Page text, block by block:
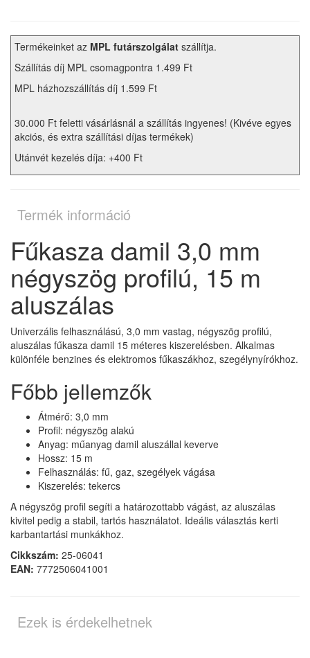
Termékeinket az MPL futárszolgálat szállítja.
Szállítás díj MPL csomagpontra 1.499 Ft
MPL házhozszállítás díj 1.599 Ft
30.000 Ft feletti vásárlásnál a szállítás ingyenes! (Kivéve egyes
akciós, és extra szállítási díjas termékek)
Utánvét kezelés díja: +400 Ft
Termék információ
Fűkasza damil 3,0 mm
négyszög profilú, 15 m
aluszálas
Univerzális felhasználású, 3,0 mm vastag, négyszög profilú,
aluszálas fűkasza damil 15 méteres kiszerelésben. Alkalmas
különféle benzines és elektromos fűkaszákhoz, szegélynyírókhoz.
Főbb jellemzők
Átmérő: 3,0 mm
Profil: négyszög alakú
Anyag: műanyag damil aluszállal keverve
Hossz: 15 m
Felhasználás: fű, gaz, szegélyek vágása
Kiszerelés: tekercs
A négyszög profil segíti a határozottabb vágást, az aluszálas
kivitel pedig a stabil, tartós használatot. Ideális választás kerti
karbantartási munkákhoz.
Cikkszám: 25-06041
EAN: 7772506041001
Ezek is érdekelhetnek